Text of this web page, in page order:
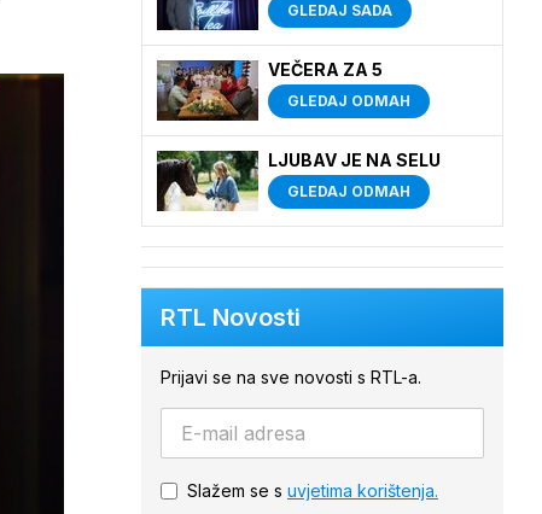
GLEDAJ SADA
VEČERA ZA 5
GLEDAJ ODMAH
LJUBAV JE NA SELU
GLEDAJ ODMAH
RTL Novosti
Prijavi se na sve novosti s RTL-a.
Slažem se s uvjetima korištenja.